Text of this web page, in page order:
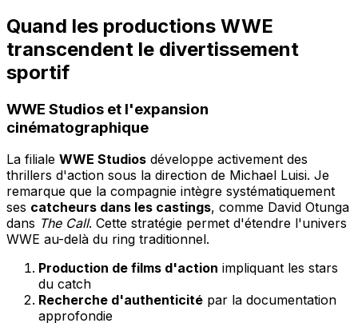
Quand les productions WWE
transcendent le divertissement
sportif
WWE Studios et l'expansion
cinématographique
La filiale WWE Studios développe activement des
thrillers d'action sous la direction de Michael Luisi. Je
remarque que la compagnie intègre systématiquement
ses catcheurs dans les castings, comme David Otunga
dans The Call. Cette stratégie permet d'étendre l'univers
WWE au-delà du ring traditionnel.
Production de films d'action impliquant les stars
du catch
Recherche d'authenticité par la documentation
approfondie